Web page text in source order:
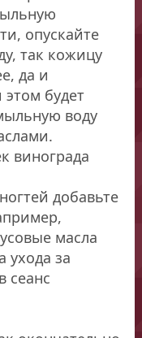
опускайте
так кожицу
да и
будет
воду
винограда
добавьте
масла
ухода за
сеанс